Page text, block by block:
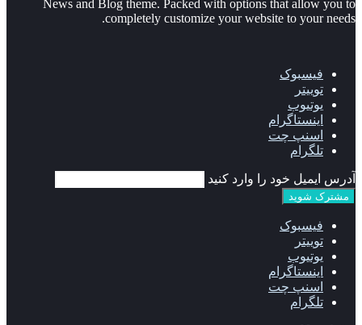
News and Blog theme. Packed with options that allow you to
completely customize your website to your needs.
فیسبوک
توییتر
یوتیوب
اینستاگرام
اسنپ چت
تلگرام
آدرس ایمیل خود را وارد کنید
فیسبوک
توییتر
یوتیوب
اینستاگرام
اسنپ چت
تلگرام